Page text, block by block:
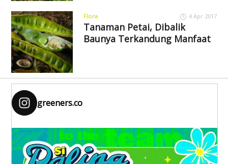
Flora 4 Apr 2017
Tanaman Petai, Dibalik
Baunya Terkandung Manfaat
greeners.co